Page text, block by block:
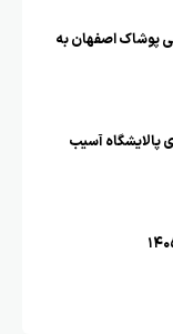
پوشاک اصفهان به
پالایشگاه آسیب